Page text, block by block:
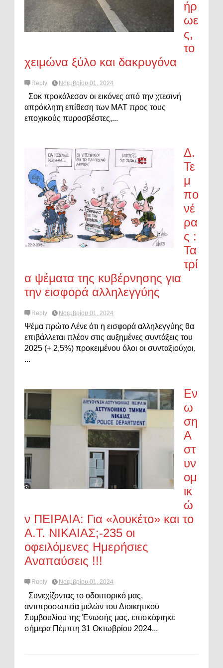
ήρ
ωε
ς,
το
χειμώνα ξύλο και δακρυγόνα
Reply Νοεμβρίου 01, 2024
Σoκ προκάλεσαν οι εικόνες από την χτεσινή
απρόκλητη επίθεση των ΜΑΤ προς τους
εποχικούς πυροσβέστες,...
Δ.
Τε
μ
πο
νέ
ρα
ς :
Τα
τρί
α ψέματα της κυβέρνησης για
την εισφορά αλληλεγγύης
Reply Νοεμβρίου 01, 2024
Ψέμα πρώτο Λένε ότι η εισφορά αλληλεγγύης θα
επιβάλλεται πλέον στις αυξημένες συντάξεις του
2025 (+ 2,5%) προκειμένου όλοι οι συνταξιούχοι,
...
Εν
ω
ση
Α
στ
υν
ομ
ικ
ώ
ν ΠΕΙΡΑΙΑ: Για «λουκέτο» και το
Α.Τ. ΝΙΚΑΙΑΣ;-235 οι
οφειλόμενες Ημερήσιες
Αναπαύσεις !!!
Reply Νοεμβρίου 01, 2024
Συνεχίζοντας το οδοιπορικό μας,
αντιπροσωπεία μελών του Διοικητικού
Συμβουλίου της Ένωσής μας, επισκέφτηκε
σήμερα Πέμπτη 31 Οκτωβρίου 2024...